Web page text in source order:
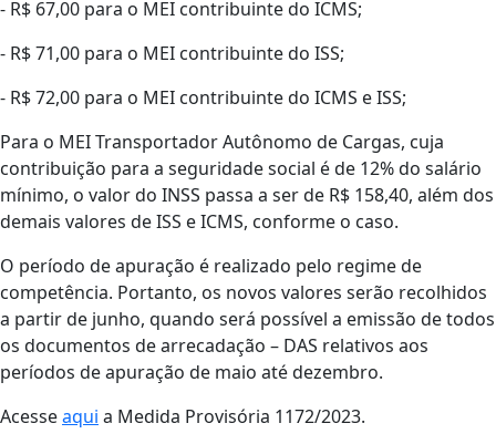
- R$ 67,00 para o MEI contribuinte do ICMS;
- R$ 71,00 para o MEI contribuinte do ISS;
- R$ 72,00 para o MEI contribuinte do ICMS e ISS;
Para o MEI Transportador Autônomo de Cargas, cuja
contribuição para a seguridade social é de 12% do salário
mínimo, o valor do INSS passa a ser de R$ 158,40, além dos
demais valores de ISS e ICMS, conforme o caso.
O período de apuração é realizado pelo regime de
competência. Portanto, os novos valores serão recolhidos
a partir de junho, quando será possível a emissão de todos
os documentos de arrecadação – DAS relativos aos
períodos de apuração de maio até dezembro.
Acesseaqui a Medida Provisória 1172/2023.